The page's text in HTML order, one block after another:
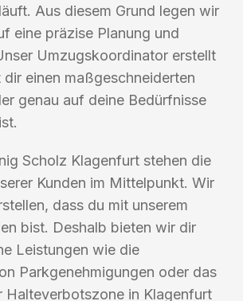
Aus diesem Grund legen wir
eine präzise Planung und
Umzugskoordinator erstellt
dir einen maßgeschneiderten
genau auf deine Bedürfnisse
Scholz Klagenfurt stehen die
Kunden im Mittelpunkt. Wir
dass du mit unserem
bist. Deshalb bieten wir dir
Leistungen wie die
Parkgenehmigungen oder das
Halteverbotszone in Klagenfurt